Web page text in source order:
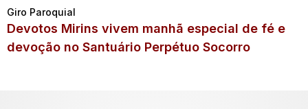
Giro Paroquial
Devotos Mirins vivem manhã especial de fé e
devoção no Santuário Perpétuo Socorro